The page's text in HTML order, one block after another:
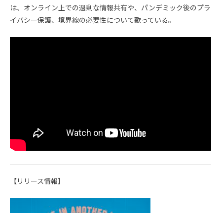
は、オンライン上での過剰な情報共有や、パンデミック後のプラ
イバシー保護、境界線の必要性について歌っている。
【リリース情報】